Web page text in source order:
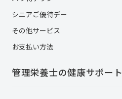
シニアご優待デー
その他サービス​
お支払い方法
管理栄養士の健康サポート